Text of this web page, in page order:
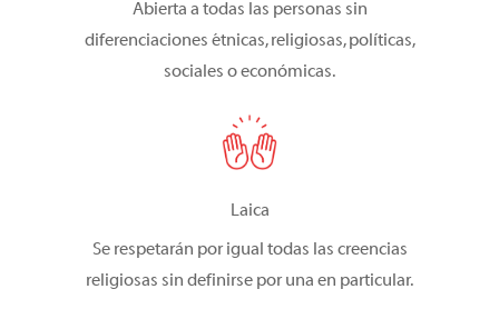
Abierta a todas las personas sin
diferenciaciones étnicas, religiosas, políticas,
sociales o económicas.
Laica
Se respetarán por igual todas las creencias
religiosas sin definirse por una en particular.